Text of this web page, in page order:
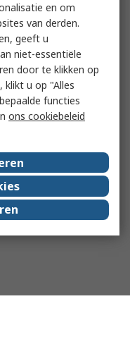
en om
van derden.
geeft u
niet-essentiële
door te klikken op
klikt u op "Alles
functies
ons cookiebeleid